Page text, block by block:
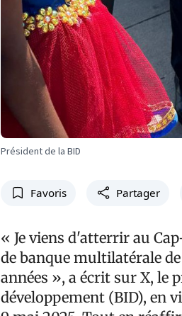
Président de la BID
Favoris Partager
« Je viens d'atterrir au
de banque multilatérale
années », a écrit sur X, le
développement (BID), en